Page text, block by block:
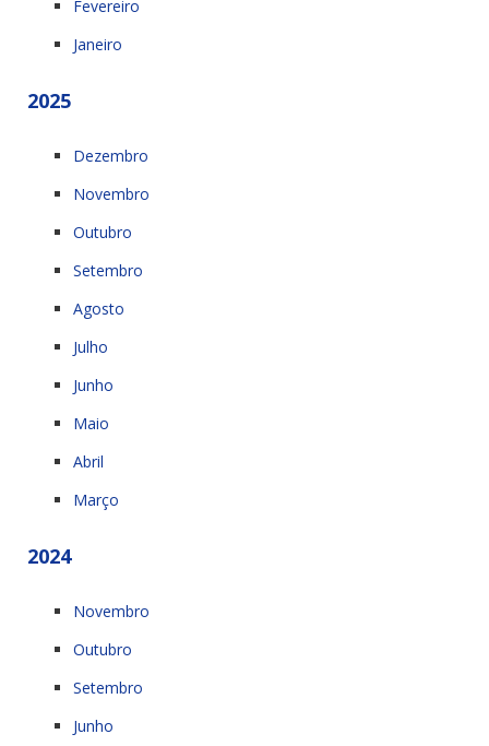
Fevereiro
Janeiro
2025
Dezembro
Novembro
Outubro
Setembro
Agosto
Julho
Junho
Maio
Abril
Março
2024
Novembro
Outubro
Setembro
Junho